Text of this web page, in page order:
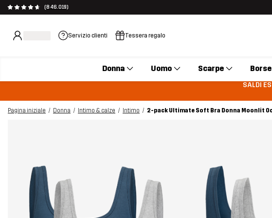
(846.019)
Servizio clienti Tessera regalo
Donna Uomo Scarpe Borse
SALDI
Pagina iniziale Donna Intimo & calze Intimo
2-pack Ultimate Soft Bra Donna Moonlit